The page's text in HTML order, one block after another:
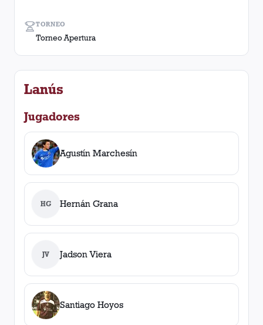
TORNEO
Torneo Apertura
Lanús
Jugadores
Agustín Marchesín
HG Hernán Grana
JV Jadson Viera
Santiago Hoyos